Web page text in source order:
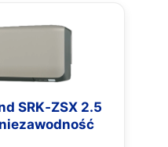
SRK‑ZSX 2.5